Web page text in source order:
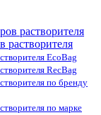
растворителя
EcoBag
RecBag
по бренду
по марке